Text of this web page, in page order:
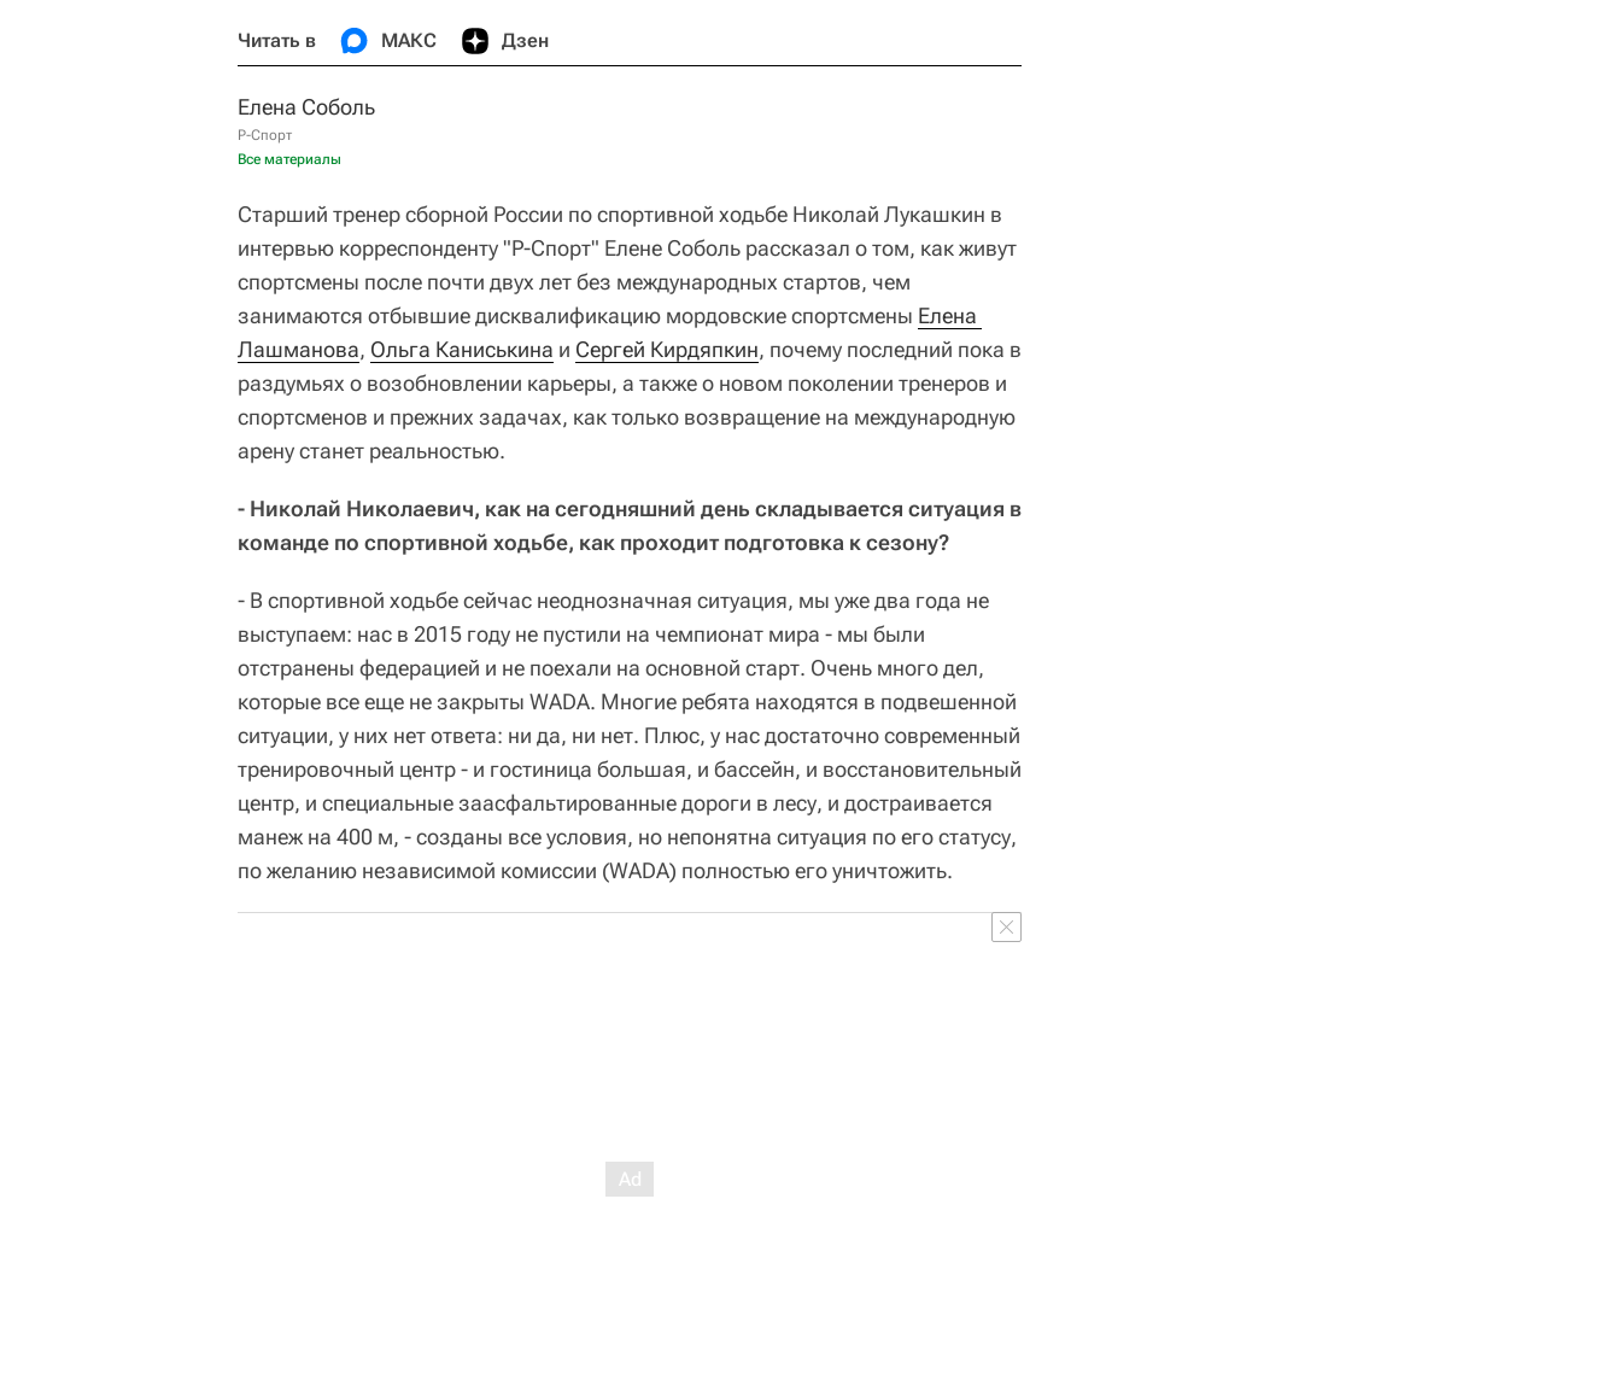
Читать в МАКС Дзен
Елена Соболь
Р-Спорт
Все материалы
Старший тренер сборной России по спортивной ходьбе Николай Лукашкин в
интервью корреспонденту "Р-Спорт" Елене Соболь рассказал о том, как живут
спортсмены после почти двух лет без международных стартов, чем
занимаются отбывшие дисквалификацию мордовские спортсмены Елена
Лашманова, Ольга Каниськина и Сергей Кирдяпкин, почему последний пока в
раздумьях о возобновлении карьеры, а также о новом поколении тренеров и
спортсменов и прежних задачах, как только возвращение на международную
арену станет реальностью.
- Николай Николаевич, как на сегодняшний день складывается ситуация в
команде по спортивной ходьбе, как проходит подготовка к сезону?
- В спортивной ходьбе сейчас неоднозначная ситуация, мы уже два года не
выступаем: нас в 2015 году не пустили на чемпионат мира - мы были
отстранены федерацией и не поехали на основной старт. Очень много дел,
которые все еще не закрыты WADA. Многие ребята находятся в подвешенной
ситуации, у них нет ответа: ни да, ни нет. Плюс, у нас достаточно современный
тренировочный центр - и гостиница большая, и бассейн, и восстановительный
центр, и специальные заасфальтированные дороги в лесу, и достраивается
манеж на 400 м, - созданы все условия, но непонятна ситуация по его статусу,
по желанию независимой комиссии (WADA) полностью его уничтожить.